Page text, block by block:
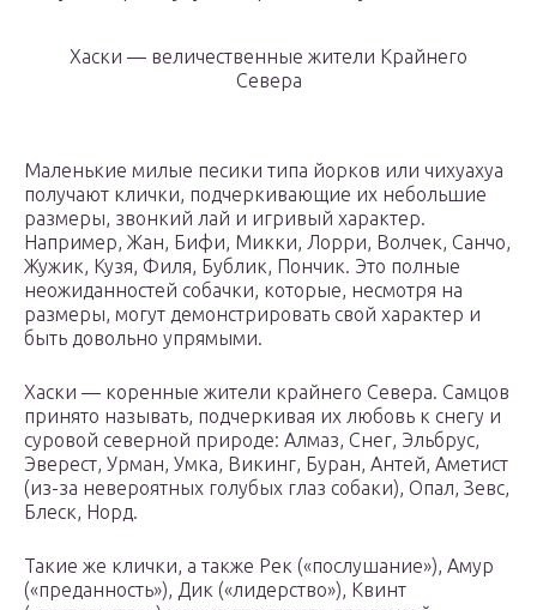
Хаски — величественные жители Крайнего
Севера
Маленькие милые песики типа йорков или чихуахуа
получают клички, подчеркивающие их небольшие
размеры, звонкий лай и игривый характер.
Например, Жан, Бифи, Микки, Лорри, Волчек, Санчо,
Жужик, Кузя, Филя, Бублик, Пончик. Это полные
неожиданностей собачки, которые, несмотря на
размеры, могут демонстрировать свой характер и
быть довольно упрямыми.
Хаски — коренные жители крайнего Севера. Самцов
принято называть, подчеркивая их любовь к снегу и
суровой северной природе: Алмаз, Снег, Эльбрус,
Эверест, Урман, Умка, Викинг, Буран, Антей, Аметист
(из-за невероятных голубых глаз собаки), Опал, Зевс,
Блеск, Норд.
Такие же клички, а также Рек («послушание»), Амур
(«преданность»), Дик («лидерство»), Квинт